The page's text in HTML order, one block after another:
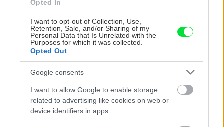
Opted In
I want to opt-out of Collection, Use,
Retention, Sale, and/or Sharing of my
Personal Data that Is Unrelated with the
Purposes for which it was collected.
Opted Out
Google consents
I want to allow Google to enable storage
related to advertising like cookies on web or
device identifiers in apps.
10 okrasných rastlín, ktoré
môžeme rezať v marci: Ako
správne na ich predjarný